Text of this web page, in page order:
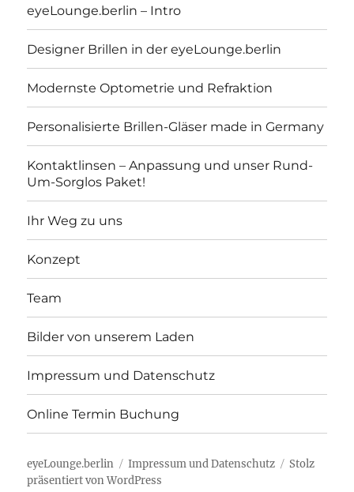
eyeLounge.berlin – Intro
Designer Brillen in der eyeLounge.berlin
Modernste Optometrie und Refraktion
Personalisierte Brillen-Gläser made in Germany
Kontaktlinsen – Anpassung und unser Rund-
Um-Sorglos Paket!
Ihr Weg zu uns
Konzept
Team
Bilder von unserem Laden
Impressum und Datenschutz
Online Termin Buchung
eyeLounge.berlin Impressum und Datenschutz
Stolz
präsentiert von WordPress